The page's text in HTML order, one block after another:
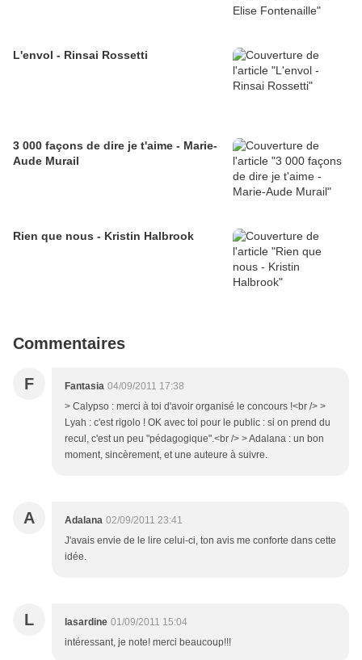
L'envol - Rinsai Rossetti
3 000 façons de dire je t'aime - Marie-
Aude Murail
Rien que nous - Kristin Halbrook
Commentaires
F Fantasia 04/09/2011 17:38
> Calypso : merci à toi d'avoir organisé le concours !<br /> >
Lyah : c'est rigolo ! OK avec toi pour le public : si on prend du
recul, c'est un peu "pédagogique".<br /> > Adalana : un bon
moment, sincèrement, et une auteure à suivre.
A Adalana 02/09/2011 23:41
J'avais envie de le lire celui-ci, ton avis me conforte dans cette
idée.
L lasardine 01/09/2011 15:04
intéressant, je note! merci beaucoup!!!